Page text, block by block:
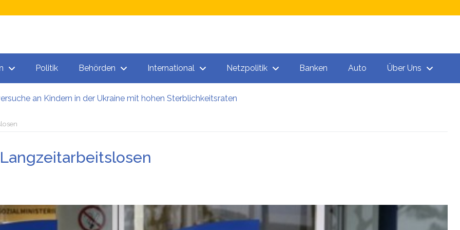
Politik Behörden International Netzpolitik Banken Auto Über Uns
an Kindern in der Ukraine mit hohen Sterblichkeitsraten
So viele Kärntner und Steirer sind Opfer von Firmenpleiten
von Hackern geknackt: Es gibt wohl tatsächlich „Todeschargen“ unter den Spritzen!